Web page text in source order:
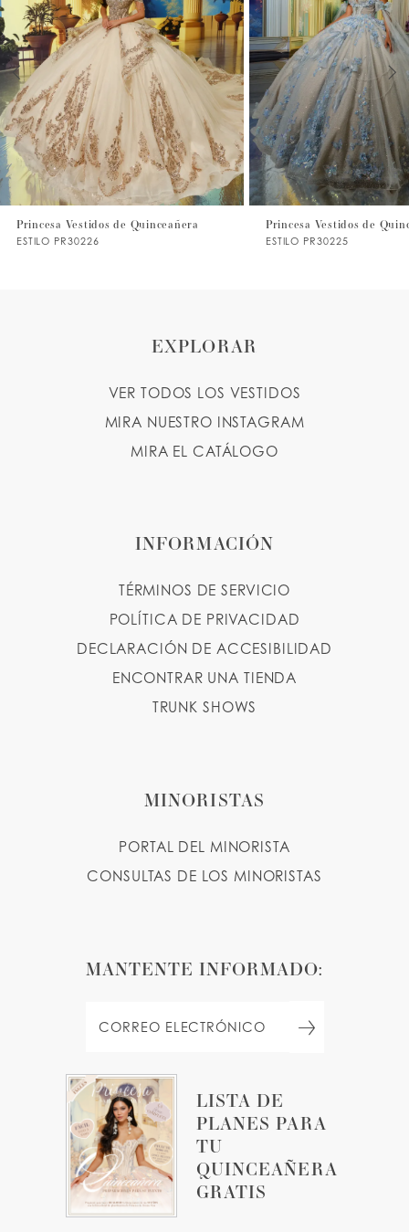
2
3
4
5
7
8
Princesa Vestidos de Quinceañera
ESTILO PR30226
Princesa Vestidos de
ESTILO PR30225
LISTA DE
PLANES PARA
TU
QUINCEAÑERA
GRATIS
EXPLORAR
VER TODOS LOS VESTIDOS
MIRA NUESTRO INSTAGRAM
MIRA EL CATÁLOGO
INFORMACIÓN
TÉRMINOS DE SERVICIO
POLÍTICA DE PRIVACIDAD
DECLARACIÓN DE ACCESIBILIDAD
ENCONTRAR UNA TIENDA
TRUNK SHOWS
MINORISTAS
PORTAL DEL MINORISTA
CONSULTAS DE LOS MINORISTAS
MANTENTE INFORMADO: